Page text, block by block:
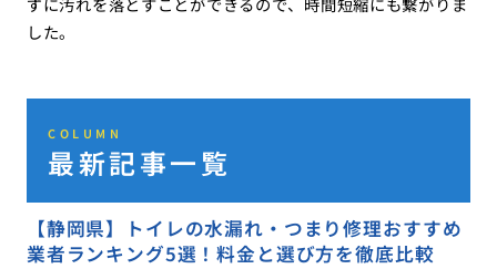
した。
COLUMN
最新記事一覧
【静岡県】トイレの水漏れ・つまり修理おすすめ
業者ランキング5選！料金と選び方を徹底比較